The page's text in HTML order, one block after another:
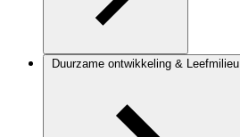
Duurzame ontwikkeling & Leefmilieu